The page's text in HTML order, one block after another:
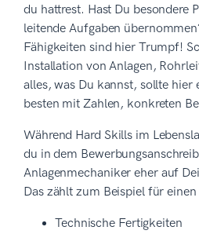
du hattrest. Hast Du besondere
leitende Aufgaben
Fähigkeiten sind hier Trumpf!
Installation von Anlagen,
alles, was Du kannst, sollte hier
besten mit Zahlen, konkreten
Während Hard Skills im
du in dem
Anlagenmechaniker eher auf
Das zählt zum Beispiel für
Technische Fertigkeiten